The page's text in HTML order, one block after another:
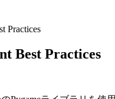
Practices
Best Practices